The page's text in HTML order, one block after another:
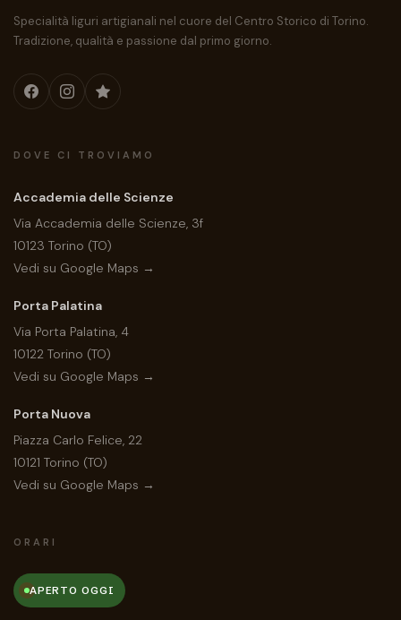
Specialità liguri artigianali nel cuore del Centro Storico di Torino.
Tradizione, qualità e passione dal primo giorno.
DOVE CI TROVIAMO
Accademia delle Scienze
Via Accademia delle Scienze, 3f
10123 Torino (TO)
Vedi su Google Maps →
Porta Palatina
Via Porta Palatina, 4
10122 Torino (TO)
Vedi su Google Maps →
Porta Nuova
Piazza Carlo Felice, 22
10121 Torino (TO)
Vedi su Google Maps →
ORARI
APERTO OGGI